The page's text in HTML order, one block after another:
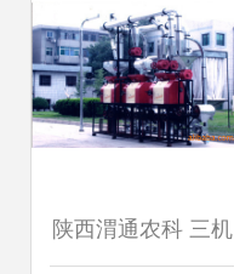
陕西渭通农科 三机